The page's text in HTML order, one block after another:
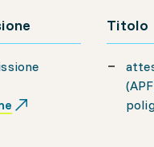
Titolo